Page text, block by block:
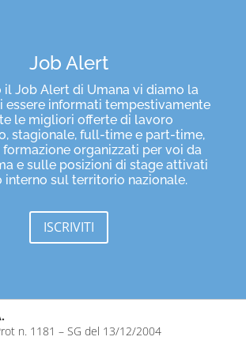
Job Alert
il Job Alert di Umana vi diamo la
essere informati tempestivamente
le migliori offerte di lavoro
stagionale, full-time e part-time,
organizzati per voi da
e sulle posizioni di stage attivati
interno sul territorio nazionale.
ISCRIVITI
n. 1181 – SG del 13/12/2004